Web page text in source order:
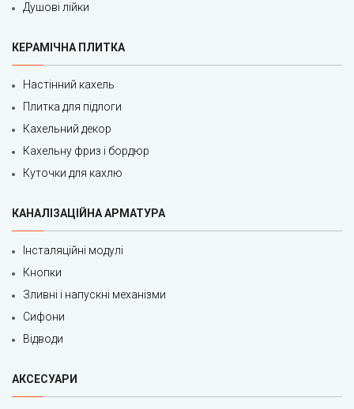
Душові лійки
КЕРАМІЧНА ПЛИТКА
Настінний кахель
Плитка для підлоги
Кахельний декор
Кахельну фриз і бордюр
Куточки для кахлю
КАНАЛІЗАЦІЙНА АРМАТУРА
Інсталяційні модулі
Кнопки
Зливні і напускні механізми
Сифони
Відводи
АКСЕСУАРИ